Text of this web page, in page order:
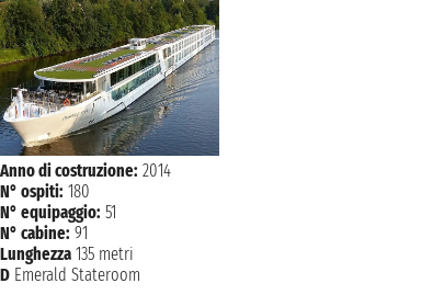
sabato 1 maggio 2027
n.d. - n.d.
domenica 2 maggio 2027
n.d. - n.d.
lunedì 3 maggio 2027
n.d.
Anno di costruzione: 2014
N° ospiti: 180
N° equipaggio: 51
N° cabine: 91
Lunghezza 135 metri
D Emerald Stateroom